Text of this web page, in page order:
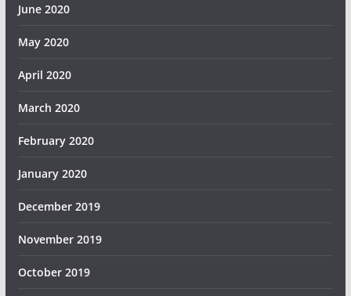
June 2020
May 2020
April 2020
March 2020
February 2020
January 2020
December 2019
November 2019
October 2019